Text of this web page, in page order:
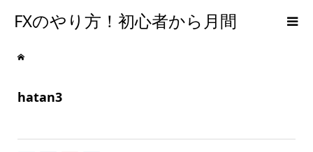
FXのやり方！初心者から月間
300PIPSを達成するための手法
【メンタルFX】
hatan3